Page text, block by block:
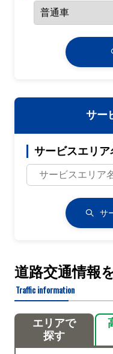
サー
サービスエリア
サ
道路交通情報
Traffic information
エリアで
探す